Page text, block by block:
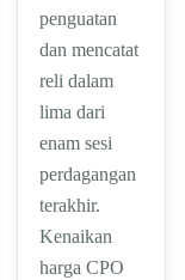
penguatan
dan mencatat
reli dalam
lima dari
enam sesi
perdagangan
terakhir.
Kenaikan
harga CPO